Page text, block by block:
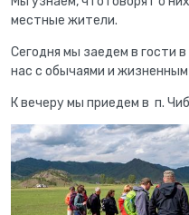
местные жители.
Сегодня мы заедем в гости
нас с обычаями и
К вечеру мы приедем в п.